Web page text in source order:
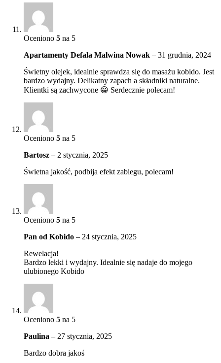
Oceniono 5 na 5
Apartamenty Defala Malwina Nowak – 31 grudnia, 2024
Świetny olejek, idealnie sprawdza się do masażu kobido. Jest
bardzo wydajny. Delikatny zapach a składniki naturalne.
Klientki są zachwycone 😀 Serdecznie polecam!
Oceniono 5 na 5
Bartosz – 2 stycznia, 2025
Świetna jakość, podbija efekt zabiegu, polecam!
Oceniono 5 na 5
Pan od Kobido – 24 stycznia, 2025
Rewelacja!
Bardzo lekki i wydajny. Idealnie się nadaje do mojego
ulubionego Kobido
Oceniono 5 na 5
Paulina – 27 stycznia, 2025
Bardzo dobra jakoś